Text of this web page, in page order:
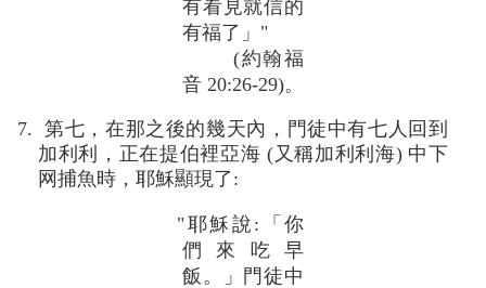
有看見就信的
有福了」"
(約翰福
音 20:26-29)。
7. 第七，在那之後的幾天內，門徒中有七人回到
加利利，正在提伯裡亞海 (又稱加利利海) 中下
网捕魚時，耶穌顯現了:
"耶穌說:「你
們來吃早
飯。」門徒中